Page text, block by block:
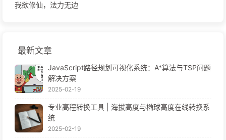
我欲修仙，法力无边
最新文章
JavaScript路径规划可视化系统：A*算法与TSP问题
解决方案
2025-02-19
专业高程转换工具 | 海拔高度与椭球高度在线转换系
统
2025-02-19